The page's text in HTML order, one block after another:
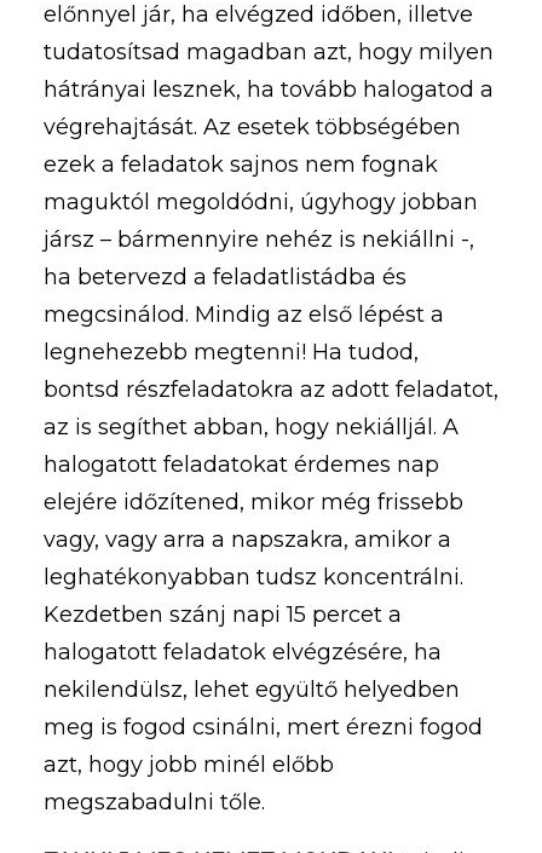
előnnyel jár, ha elvégzed időben, illetve
tudatosítsad magadban azt, hogy milyen
hátrányai lesznek, ha tovább halogatod a
végrehajtását. Az esetek többségében
ezek a feladatok sajnos nem fognak
maguktól megoldódni, úgyhogy jobban
jársz – bármennyire nehéz is nekiállni -,
ha betervezd a feladatlistádba és
megcsinálod. Mindig az első lépést a
legnehezebb megtenni! Ha tudod,
bontsd részfeladatokra az adott feladatot,
az is segíthet abban, hogy nekiálljál. A
halogatott feladatokat érdemes nap
elejére időzítened, mikor még frissebb
vagy, vagy arra a napszakra, amikor a
leghatékonyabban tudsz koncentrálni.
Kezdetben szánj napi 15 percet a
halogatott feladatok elvégzésére, ha
nekilendülsz, lehet együltő helyedben
meg is fogod csinálni, mert érezni fogod
azt, hogy jobb minél előbb
megszabadulni tőle.